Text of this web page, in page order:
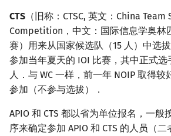
CTS （旧称：CTSC, 英文：China
Competition，中文：国际信息学奥林
赛）用来从国家候选队（15 人）中选
参加当年夏天的 IOI 比赛，其中正式选
人．与 WC 一样，前一年 NOIP 取得
参加（不参与选拔）．
APIO 和 CTS 都以省为单位报名，一般
序来确定参加 APIO 和 CTS 的人员（